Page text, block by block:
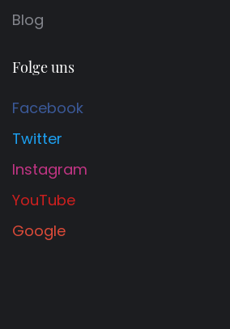
Blog
Folge uns
Facebook
Twitter
Instagram
YouTube
Google